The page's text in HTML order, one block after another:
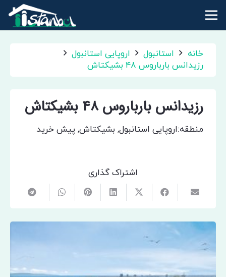
خانه استانبول
اروپایی استانبول
رزیدانس بارباروس ۴۸ بشیکتاش
رزیدانس بارباروس ۴۸ بشیکتاش
منطقه:اروپایی استانبول, بشیکتاش,پیش خرید
اشتراک گذاری